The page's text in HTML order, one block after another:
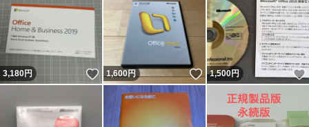
3,180円 いいね！
1,600円 いいね！
1,500円